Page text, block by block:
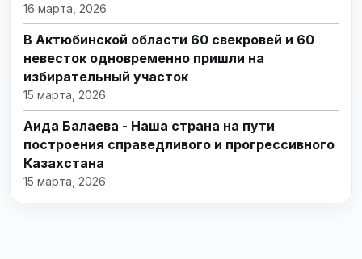
16 марта, 2026
В Актюбинской области 60 свекровей и 60
невесток одновременно пришли на
избирательный участок
15 марта, 2026
Аида Балаева - Наша страна на пути
построения справедливого и прогрессивного
Казахстана
15 марта, 2026